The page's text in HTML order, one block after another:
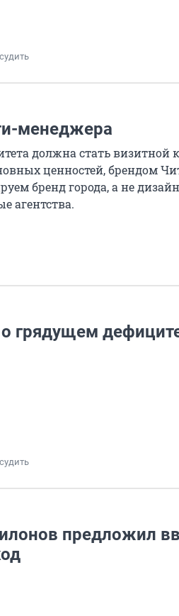
менеджера
должна стать визитной
ценностей, брендом
бренд города, а не
агентства.
грядущем
предложил